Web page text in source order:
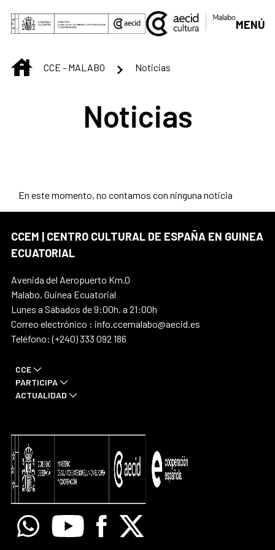
Saltar al contenido principal
MENÚ
INICIOCCE - MALABO Noticias
Noticias
En este momento, no contamos con ninguna noticia
CCEM | CENTRO CULTURAL DE ESPAÑA EN GUINEA
ECUATORIAL
Avenida del Aeropuerto Km.0
Malabo, Guinea Ecuatorial
Lunes a Sábados de 9:00h. a 21:00h
Correo electrónico : info.ccemalabo@aecid.es
Teléfono: (+240) 333 092 186
CCE
PARTICIPA
ACTUALIDAD
WhatsappYoutube Facebook
X